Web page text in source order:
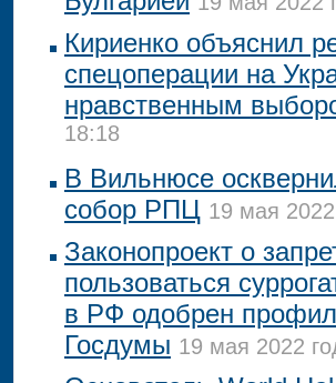
Кириенко объяснил
спецоперации на
нравственным
18:18
В Вильнюсе
собор РПЦ 19 мая
Законопроект о
пользоваться
в РФ одобрен
Госдумы 19 мая 2022